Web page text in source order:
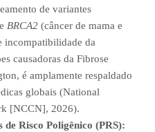
de variantes
e BRCA2 (câncer de mama e
incompatibilidade da
causadoras da Fibrose
é amplamente respaldado
globais (National
[NCCN], 2026).
de Risco Poligênico (PRS):